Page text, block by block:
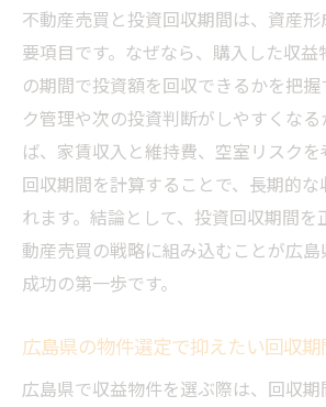
不動産売買と投資回収期間は、資産
要項目です。なぜなら、購入した収益
の期間で投資額を回収できるかを把
ク管理や次の投資判断がしやすくな
ば、家賃収入と維持費、空室リスク
回収期間を計算することで、長期的な
れます。結論として、投資回収期間を
動産売買の戦略に組み込むことが広
成功の第一歩です。
広島県の物件選定で抑えたい回収
広島県で収益物件を選ぶ際は、回収